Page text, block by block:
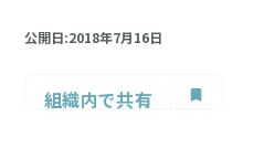
公開日:2018年7月16日
組織内で共有